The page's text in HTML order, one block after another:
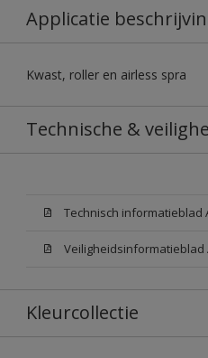
Applicatie
Kwast, roller en airless spra
Technische &
Technisch informatieblad
Veiligheidsinformatieblad
Kleurcollectie